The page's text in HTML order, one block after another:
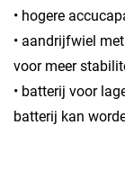
• hogere
• aandrijfwiel
voor meer
• batterij voor
batterij kan